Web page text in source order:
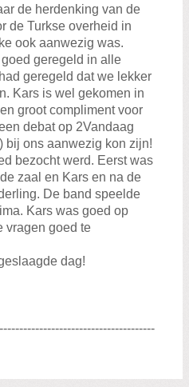
de herdenking van de
de Turkse overheid in
ook aanwezig was.
geregeld in alle
geregeld dat we lekker
Kars is wel gekomen in
groot compliment voor
debat op 2Vandaag
bij ons aanwezig kon zijn!
bezocht werd. Eerst was
zaal en Kars en na de
De band speelde
Kars was goed op
vragen goed te
dag!